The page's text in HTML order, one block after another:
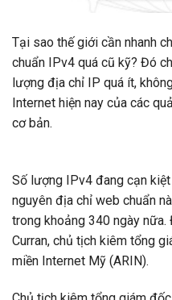
Tại sao thế giới cần nhanh
chuẩn IPv4 quá cũ kỹ? Đó
lượng địa chỉ IP quá ít,
Internet hiện nay của các
cơ bản.
Số lượng IPv4 đang cạn
nguyên địa chỉ web chuẩn
trong khoảng 340 ngày
Curran, chủ tịch kiêm tổng
miền Internet Mỹ (ARIN).